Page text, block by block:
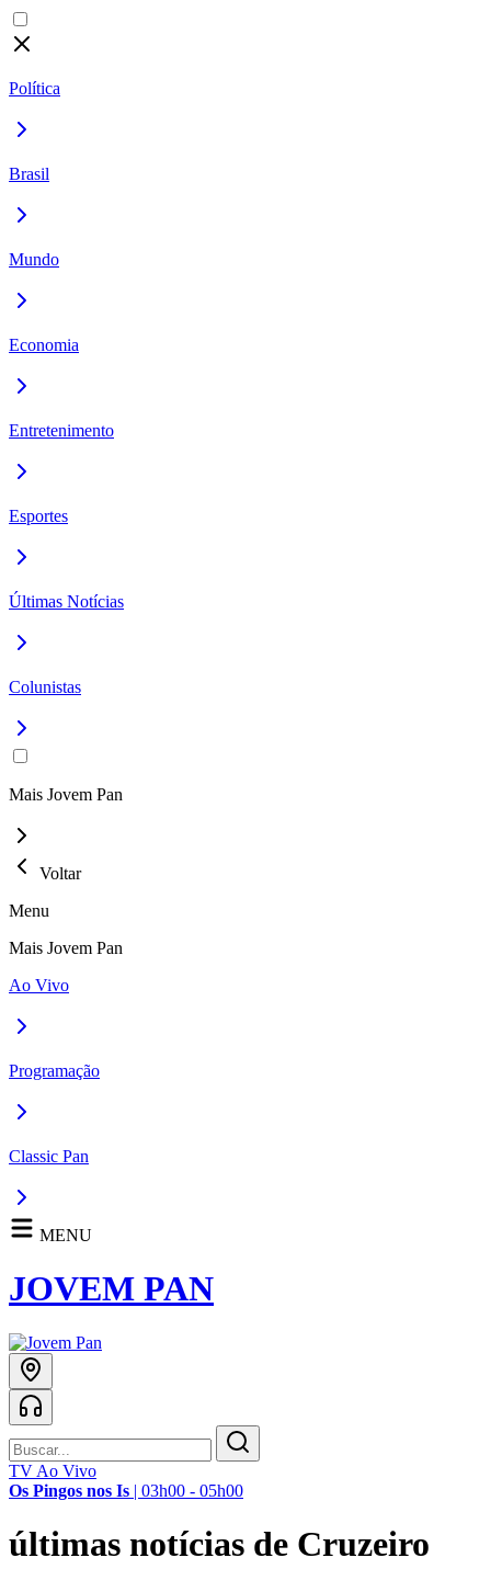
Política
Brasil
Mundo
Economia
Entretenimento
Esportes
Últimas Notícias
Colunistas
Mais Jovem Pan
Voltar
Menu
Mais Jovem Pan
Ao Vivo
Programação
Classic Pan
MENU
JOVEM PAN
TV Ao Vivo
Os Pingos nos Is | 03h00 - 05h00
últimas notícias de Cruzeiro